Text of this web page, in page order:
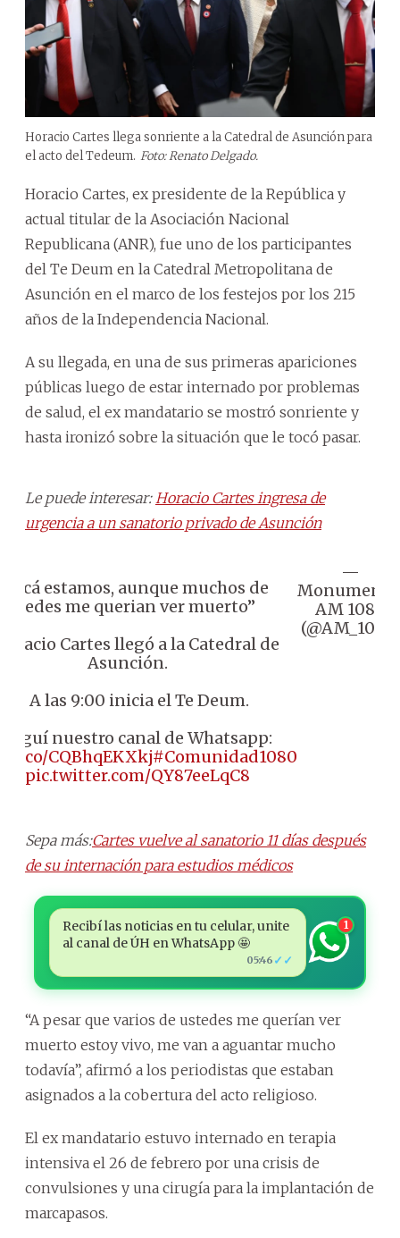
Horacio Cartes llega sonriente a la Catedral de Asunción para
el acto del Tedeum. Foto: Renato Delgado.
Horacio Cartes, ex presidente de la República y
actual titular de la Asociación Nacional
Republicana (ANR), fue uno de los participantes
del Te Deum en la Catedral Metropolitana de
Asunción en el marco de los festejos por los 215
años de la Independencia Nacional.
A su llegada, en una de sus primeras apariciones
públicas luego de estar internado por problemas
de salud, el ex mandatario se mostró sonriente y
hasta ironizó sobre la situación que le tocó pasar.
Le puede interesar: Horacio Cartes ingresa de
urgencia a un sanatorio privado de Asunción
“Acá estamos, aunque muchos de
ustedes me querian ver muerto”
Cartes llegó a la Catedral de
Asunción.
👉🏼 A las 9:00 inicia el Te Deum.
Seguí nuestro canal de Whatsapp:
t.co/CQBhqEKXkj#Comunidad1080
pic.twitter.com/QY87eeLqC8
—
AM 1080
(@AM_1080)
Sepa más:Cartes vuelve al sanatorio 11 días después
de su internación para estudios médicos
Recibí las noticias en tu celular, unite
al canal de ÚH en WhatsApp 🤩
05:46 ✓✓
1
“A pesar que varios de ustedes me querían ver
muerto estoy vivo, me van a aguantar mucho
todavía”, afirmó a los periodistas que estaban
asignados a la cobertura del acto religioso.
El ex mandatario estuvo internado en terapia
intensiva el 26 de febrero por una crisis de
convulsiones y una cirugía para la implantación de
marcapasos.